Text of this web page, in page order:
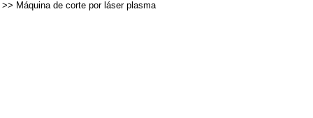
>> Máquina de corte por láser plasma